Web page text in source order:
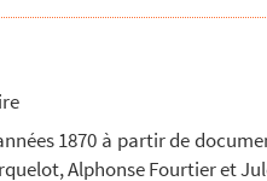
1870 à partir de
Alphonse Fourtier et